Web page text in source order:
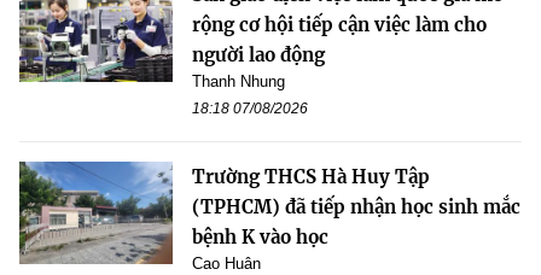
rộng cơ hội tiếp cận việc làm cho
người lao động
Thanh Nhung
18:18 07/08/2026
Trường THCS Hà Huy Tập
(TPHCM) đã tiếp nhận học sinh mắc
bệnh K vào học
Cao Huân